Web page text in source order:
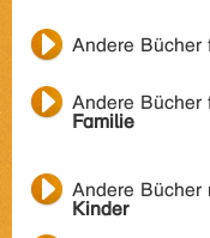
Andere Bücher
Andere Bücher
Familie
Andere Bücher
Kinder